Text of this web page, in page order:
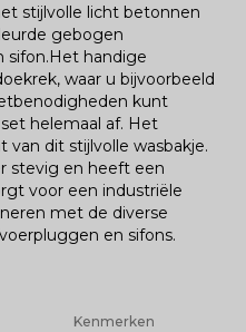
stijlvolle licht betonnen
gebogen
sifon.Het handige
waar u bijvoorbeeld
kunt
helemaal af. Het
van dit stijlvolle wasbakje.
stevig en heeft een
voor een industriële
met de diverse
en sifons.
Kenmerken